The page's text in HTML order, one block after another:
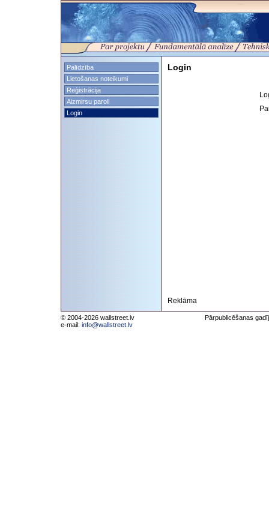
Palīdzība
Lietošanas noteikumi
Reģistrācija
Aizmirsu paroli
Login
Login
Reklāma
© 2004-2026 wallstreet.lv
e-mail: info@wallstreet.lv
Pārpublicēšanas